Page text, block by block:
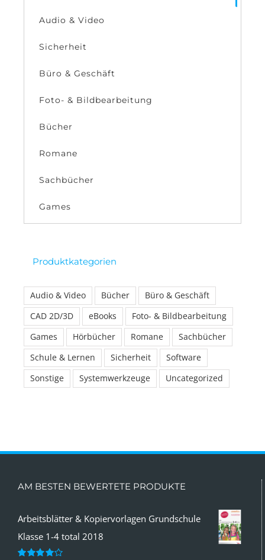
Audio & Video
Sicherheit
Büro & Geschäft
Foto- & Bildbearbeitung
Bücher
Romane
Sachbücher
Games
Produktkategorien
Audio & Video Bücher
Büro & Geschäft
CAD 2D/3D
eBooks
Foto- & Bildbearbeitung
Games
Hörbücher Romane
Sachbücher
Schule & Lernen
Sicherheit
Software
Sonstige
Systemwerkzeuge Uncategorized
AM BESTEN BEWERTETE PRODUKTE
Arbeitsblätter & Kopiervorlagen Grundschule
Klasse 1-4 total 2018